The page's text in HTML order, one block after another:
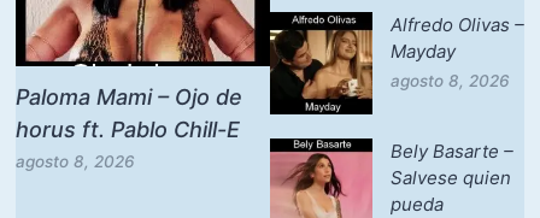
Paloma Mami – Ojo de
horus ft. Pablo Chill-E
agosto 8, 2026
Alfredo Olivas –
Mayday
agosto 8, 2026
Bely Basarte –
Salvese quien
pueda